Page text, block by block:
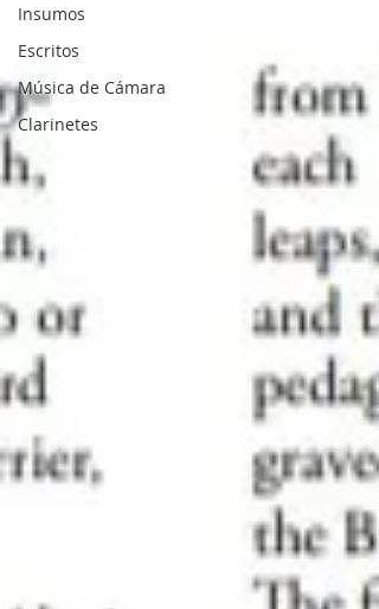
Insumos
Escritos
Música de Cámara
Clarinetes